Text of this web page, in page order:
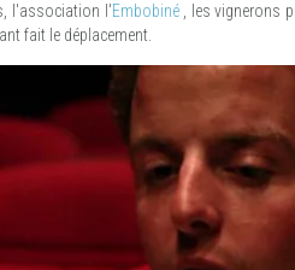
l'association l'Embobiné, les vignerons
fait le déplacement.